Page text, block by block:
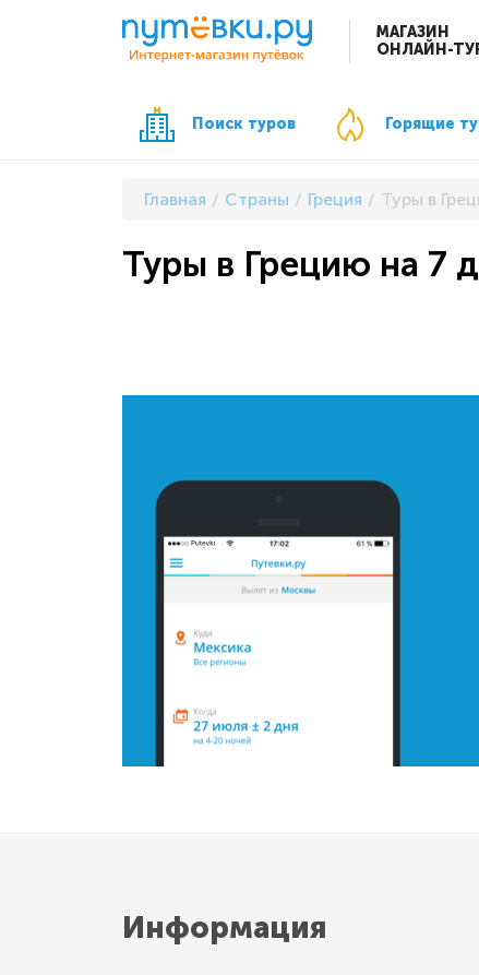
МАГАЗИН
ОНЛАЙН-
Поиск туров Горящие
Главная Страны Греция Туры в
Туры в Грецию на 7
Информация